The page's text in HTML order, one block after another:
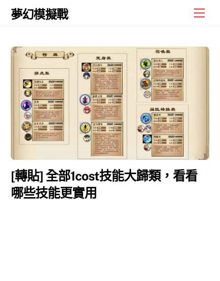
Skip
夢幻模擬戰
[轉貼] 全部1cost技能大歸類，看看
哪些技能更實用